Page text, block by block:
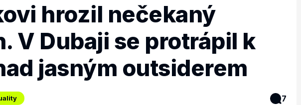
hrozil nečekaný
V Dubaji se protrápil k
jasným outsiderem
7